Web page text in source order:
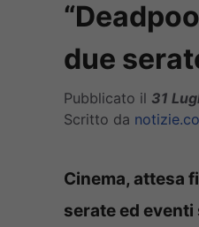
due
Pubblicato il 31
Scritto da
Cinema, attesa
serate ed eventi